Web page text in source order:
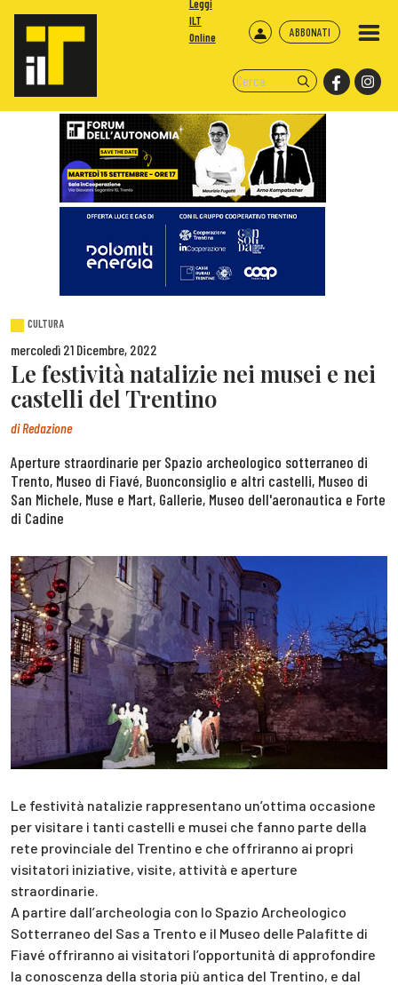
ABBONATI
Leggi
ILT
Online
CULTURA
mercoledì 21 Dicembre, 2022
Le festività natalizie nei musei e nei
castelli del Trentino
diRedazione
Aperture straordinarie per Spazio archeologico sotterraneo di
Trento, Museo di Fiavé, Buonconsiglio e altri castelli, Museo di
San Michele, Muse e Mart, Gallerie, Museo dell'aeronautica e Forte
di Cadine
Le festività natalizie rappresentano un’ottima occasione
per visitare i tanti castelli e musei che fanno parte della
rete provinciale del Trentino e che offriranno ai propri
visitatori iniziative, visite, attività e aperture
straordinarie.
A partire dall’archeologia con lo Spazio Archeologico
Sotterraneo del Sas a Trento e il Museo delle Palafitte di
Fiavé offriranno ai visitatori l’opportunità di approfondire
la conoscenza della storia più antica del Trentino, e dal